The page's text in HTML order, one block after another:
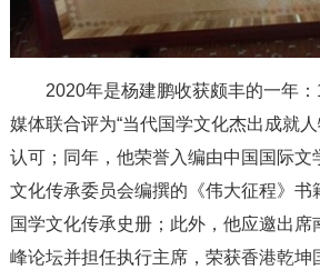
2020年是杨建鹏收获颇丰的一年
媒体联合评为“当代国学文化杰出成就
认可；同年，他荣誉入编由中国国际文
文化传承委员会编撰的《伟大征程》书
国学文化传承史册；此外，他应邀出席
峰论坛并担任执行主席，荣获香港乾坤